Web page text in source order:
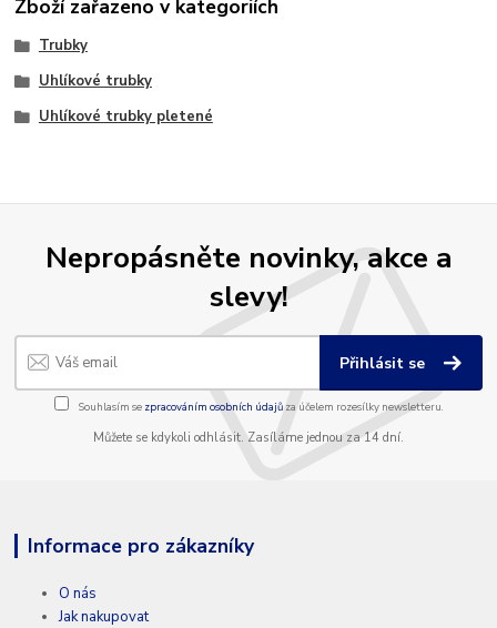
Zboží zařazeno v kategoriích
Trubky
Uhlíkové trubky
Uhlíkové trubky pletené
Nepropásněte novinky, akce a
slevy!
Přihlásit se
Souhlasím se zpracováním osobních údajůza účelem rozesílky newsletteru.
Můžete se kdykoli odhlásit. Zasíláme jednou za 14 dní.
Informace pro zákazníky
O nás
Jak nakupovat